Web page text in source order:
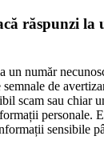
răspunzi la
un număr
de
scam sau chiar
personale.
sensibile